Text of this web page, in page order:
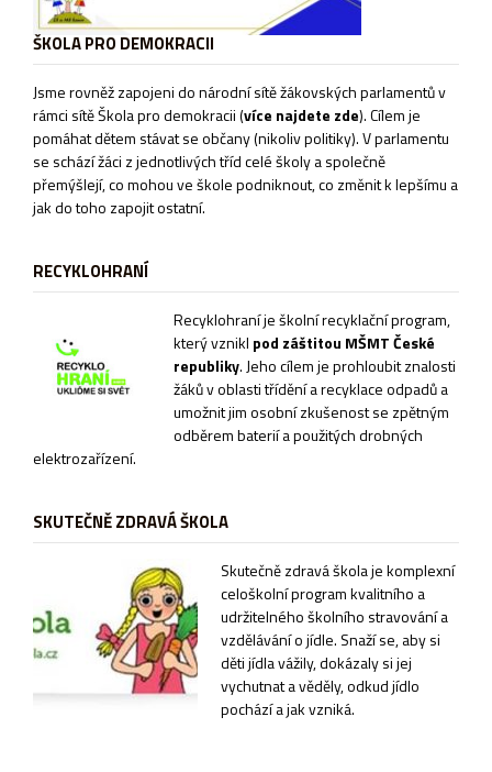
ŠKOLA PRO DEMOKRACII
Jsme rovněž zapojeni do národní sítě žákovských parlamentů v
rámci sítěŠkola pro demokracii(více najdete zde). Cílem je
pomáhat dětem stávat se občany (nikoliv politiky). V parlamentu
se schází žáci z jednotlivých tříd celé školy a společně
přemýšlejí, co mohou ve škole podniknout, co změnit k lepšímu a
jak do toho zapojit ostatní.
RECYKLOHRANÍ
Recyklohraní je školní recyklační program,
který vznikl pod záštitou MŠMT České
republiky. Jeho cílem je prohloubit znalosti
žáků v oblasti třídění a recyklace odpadů a
umožnit jim osobní zkušenost se zpětným
odběrem baterií a použitých drobných
elektrozařízení.
SKUTEČNĚ ZDRAVÁ ŠKOLA
Skutečně zdravá škola je komplexní
celoškolní program kvalitního a
udržitelného školního stravování a
vzdělávání o jídle. Snaží se, aby si
děti jídla vážily, dokázaly si jej
vychutnat a věděly, odkud jídlo
pochází a jak vzniká.